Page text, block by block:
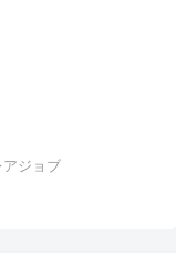
アジョブ